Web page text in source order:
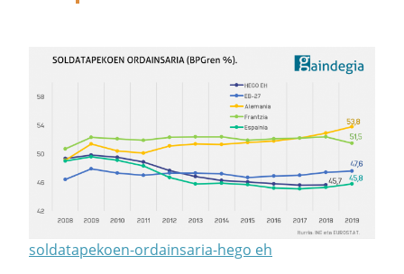
soldatapekoen-ordainsaria-hego eh